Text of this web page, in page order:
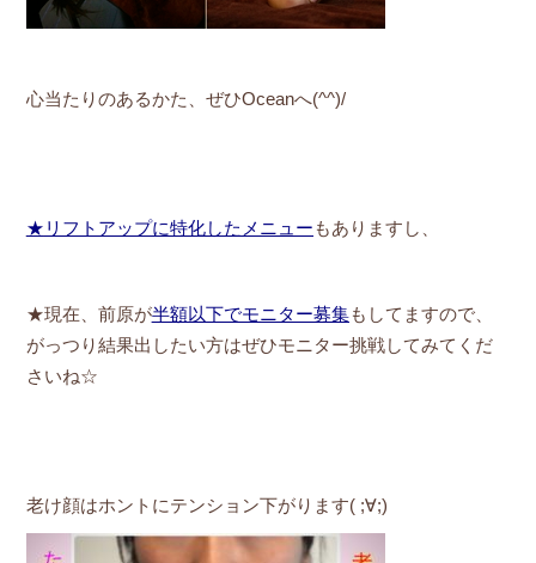
心当たりのあるかた、ぜひOceanへ(^^)/
★ リフトアップに特化したメニュー もありますし、
★現在、前原が半額以下でモニター募集もしてますので、
がっつり結果出したい方はぜひモニター挑戦してみてくだ
さいね☆
老け顔はホントにテンション下がります( ;∀;)